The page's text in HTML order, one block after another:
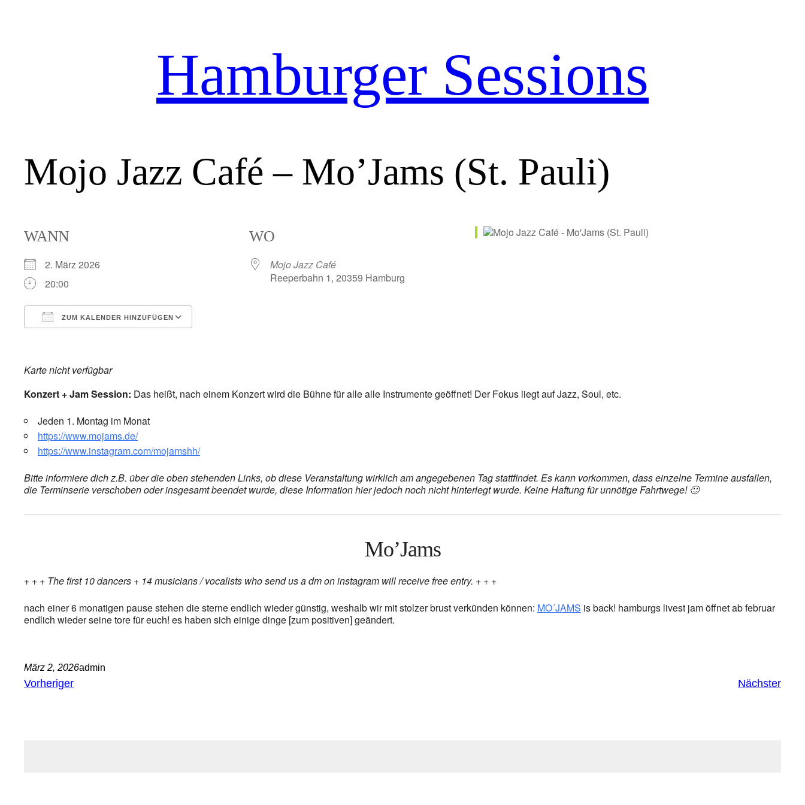
Hamburger Sessions
Mojo Jazz Café – Mo’Jams (St. Pauli)
WANN
2. März 2026
20:00
ZUM KALENDER HINZUFÜGEN
WO
Mojo Jazz Café
Reeperbahn 1, 20359 Hamburg
Karte nicht verfügbar
Konzert + Jam Session: Das heißt, nach einem Konzert wird die Bühne für alle alle Instrumente geöffnet! Der Fokus liegt auf Jazz, Soul, etc.
Jeden 1. Montag im Monat
https://www.mojams.de/
https://www.instagram.com/mojamshh/
Bitte informiere dich z.B. über die oben stehenden Links, ob diese Veranstaltung wirklich am angegebenen Tag stattfindet. Es kann vorkommen, dass einzelne Termine ausfallen,
die Terminserie verschoben oder insgesamt beendet wurde, diese Information hier jedoch noch nicht hinterlegt wurde. Keine Haftung für unnötige Fahrtwege! 🙂
Mo’Jams
+ + + The first 10 dancers + 14 musicians / vocalists who send us a dm on instagram will receive free entry. + + +
nach einer 6 monatigen pause stehen die sterne endlich wieder günstig, weshalb wir mit stolzer brust verkünden können: MO´JAMS is back! hamburgs livest jam öffnet ab februar
endlich wieder seine tore für euch! es haben sich einige dinge [zum positiven] geändert.
März 2, 2026admin
Vorheriger Nächster